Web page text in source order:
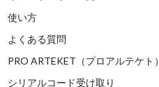
使い方
よくある質問
PRO ARTEKET（プロアルテケト）
シリアルコード受け取り